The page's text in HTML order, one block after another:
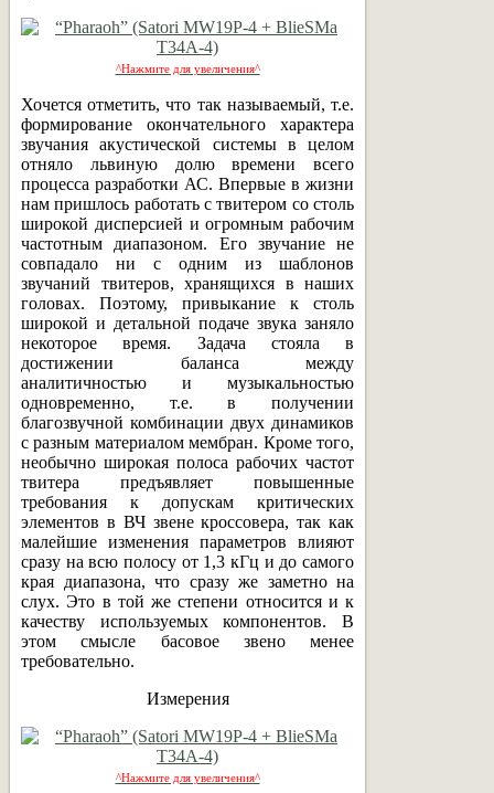
^Нажмите для увеличения^
Хочется отметить, что так называемый, т.е.
формирование окончательного характера
звучания акустической системы в целом
отняло львиную долю времени всего
процесса разработки АС. Впервые в жизни
нам пришлось работать с твитером со столь
широкой дисперсией и огромным рабочим
частотным диапазоном. Его звучание не
совпадало ни с одним из шаблонов
звучаний твитеров, хранящихся в наших
головах. Поэтому, привыкание к столь
широкой и детальной подаче звука заняло
некоторое время. Задача стояла в
достижении баланса между
аналитичностью и музыкальностью
одновременно, т.е. в получении
благозвучной комбинации двух динамиков
с разным материалом мембран. Кроме того,
необычно широкая полоса рабочих частот
твитера предъявляет повышенные
требования к допускам критических
элементов в ВЧ звене кроссовера, так как
малейшие изменения параметров влияют
сразу на всю полосу от 1,3 кГц и до самого
края диапазона, что сразу же заметно на
слух. Это в той же степени относится и к
качеству используемых компонентов. В
этом смысле басовое звено менее
требовательно.
Измерения
^Нажмите для увеличения^